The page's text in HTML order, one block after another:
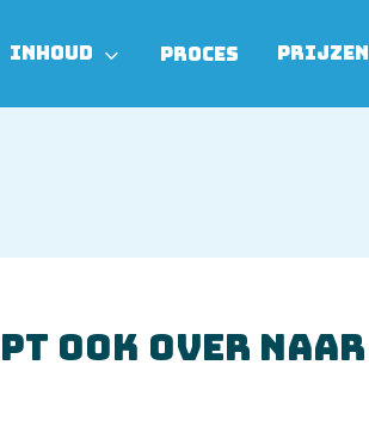
INHOUD PROCES PRIJZEN
ook over naar